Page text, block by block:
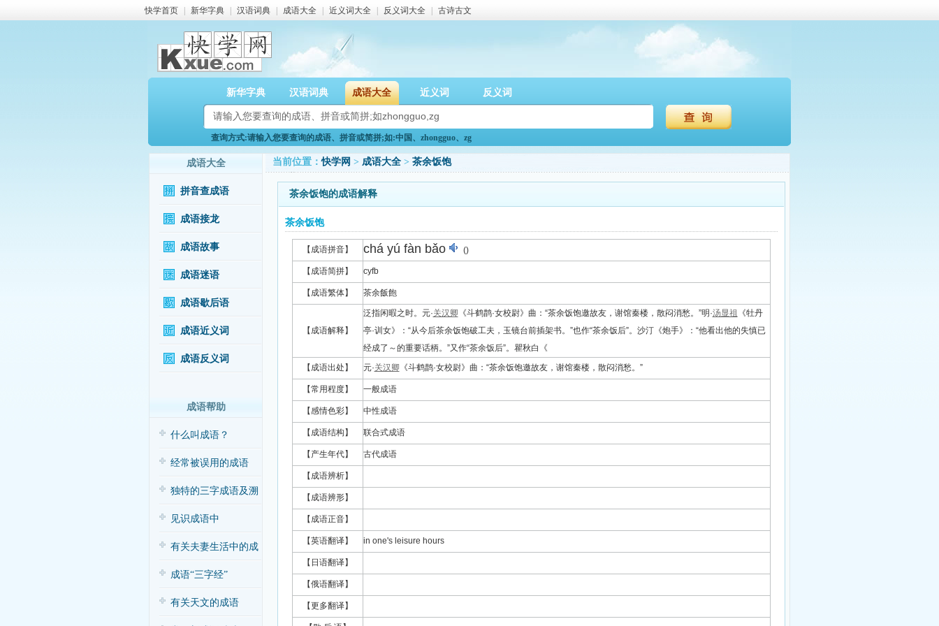
快学首页 新华字典 汉语词典 成语大全 近义词大全 反义词大全 古诗古文
新华字典 汉语词典 成语大全 近义词 反义词
查询方式:请输入您要查询的成语、拼音或简拼;如:中国、zhongguo、zg
成语大全
拼音查成语
成语接龙
成语故事
成语迷语
成语歇后语
成语近义词
成语反义词
成语帮助
什么叫成语？
经常被误用的成语
独特的三字成语及溯
源
见识成语中
的“三”与“五”
有关夫妻生活中的成
语应用（搞笑
成语“三字经”
有关天文的成语
当前位置：快学网 > 成语大全 > 茶余饭饱
茶余饭饱的成语解释
茶余饭饱
【成语拼音】 chá yú fàn bǎo ()
【成语简拼】 cyfb
【成语繁体】 茶余飯飽
【成语解释】
泛指闲暇之时。元·关汉卿 《斗鹤鹊·女校尉》曲：“茶余饭饱邀故友，谢馆秦楼，散闷消愁。”明·汤显祖
《牡丹
亭·训女》：“从今后茶余饭饱破工夫，玉镜台前插架书。”也作“茶余饭后”。沙汀《炮手》：“他看出他的失慎已
经成了～的重要话柄。”又作“茶余饭后”。瞿秋白《
【成语出处】
元·关汉卿 《斗鹤鹊·女校尉》曲：“茶余饭饱邀故友，谢馆秦楼，散闷消愁。”
【常用程度】 一般成语
【感情色彩】 中性成语
【成语结构】 联合式成语
【产生年代】 古代成语
【成语辨析】
【成语辨形】
【成语正音】
【英语翻译】 in one's leisure hours
【日语翻译】
【俄语翻译】
【更多翻译】